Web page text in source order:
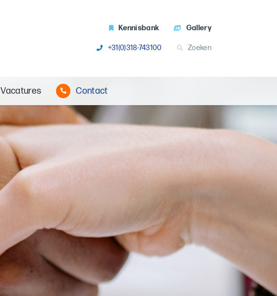
Kennisbank Gallery
+31(0)318-743100 Zoeken
Vacatures Contact